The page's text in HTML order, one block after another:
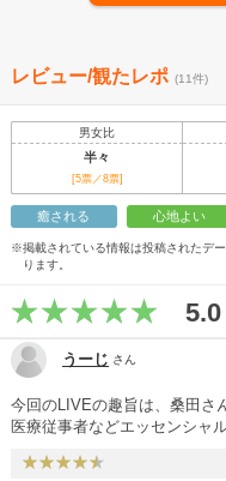
レビュー/観たレポ (11件)
男女比
半々
[5票／8票]
癒される 心地よい
※掲載されている情報は投稿されたデ
ります。
5.0
うーじ さん
今回のLIVEの趣旨は、桑田さ
医療従事者などエッセンシャ
ることにより、お金が廻りま